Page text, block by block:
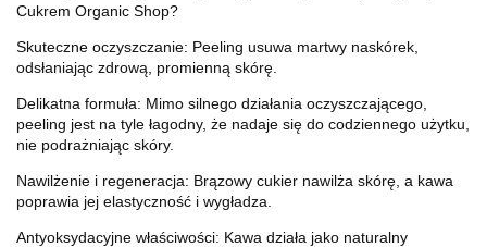
Cukrem Organic Shop?
Skuteczne oczyszczanie: Peeling usuwa martwy naskórek,
odsłaniając zdrową, promienną skórę.
Delikatna formuła: Mimo silnego działania oczyszczającego,
peeling jest na tyle łagodny, że nadaje się do codziennego użytku,
nie podrażniając skóry.
Nawilżenie i regeneracja: Brązowy cukier nawilża skórę, a kawa
poprawia jej elastyczność i wygładza.
Antyoksydacyjne właściwości: Kawa działa jako naturalny